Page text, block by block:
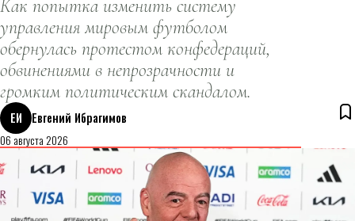
Как попытка изменить систему
управления мировым футболом
обернулась протестом конфедераций,
обвинениями в непрозрачности и
громким политическим скандалом.
ЕИ
Евгений Ибрагимов
06 августа 2026